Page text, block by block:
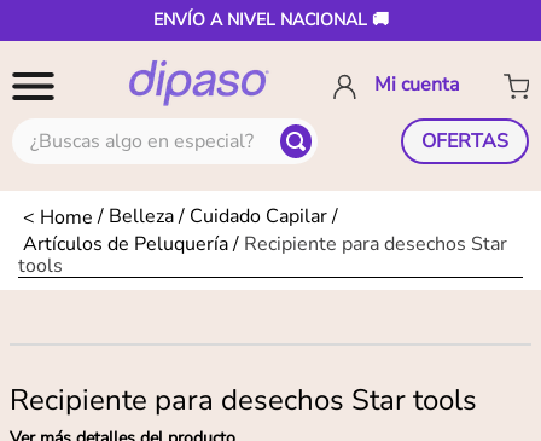
ENVÍO A NIVEL NACIONAL 🚚
¿Buscas algo en especial? OFERTAS
Belleza
Cuidado Capilar
Artículos de Peluquería
Recipiente para desechos Star
tools
Recipiente para desechos Star tools